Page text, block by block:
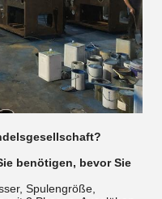
benötigen, bevor Sie
Spulengröße,